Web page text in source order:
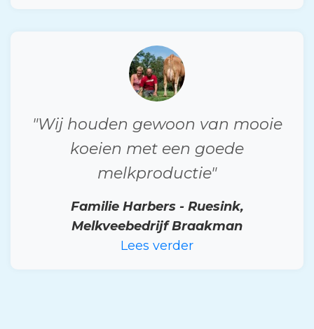
"Wij houden gewoon van mooie
koeien met een goede
melkproductie"
Familie Harbers - Ruesink,
Melkveebedrijf Braakman
Lees verder